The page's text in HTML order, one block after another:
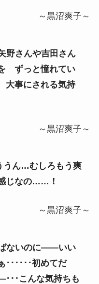
～黒沼爽子～
野さんや吉田さん
ずっと憧れてい
事にされる気持
～黒沼爽子～
うん…むしろもう爽
じなの……！
～黒沼爽子～
ないのに――いい
･････初めてだ
･･こんな気持ちも